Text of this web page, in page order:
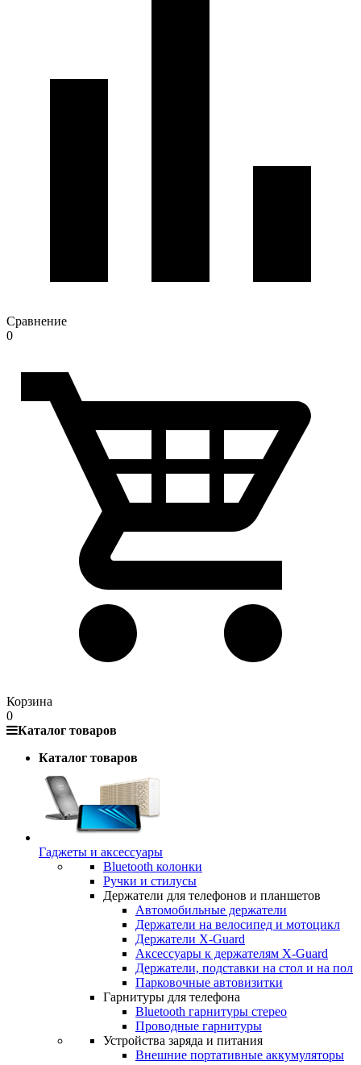
Сравнение
0
Корзина
0
Каталог товаров
Каталог товаров
Гаджеты и аксессуары
Bluetooth колонки
Ручки и стилусы
Держатели для телефонов и планшетов
Автомобильные держатели
Держатели на велосипед и мотоцикл
Держатели X-Guard
Аксессуары к держателям X-Guard
Держатели, подставки на стол и на пол
Парковочные автовизитки
Гарнитуры для телефона
Bluetooth гарнитуры стерео
Проводные гарнитуры
Устройства заряда и питания
Внешние портативные аккумуляторы